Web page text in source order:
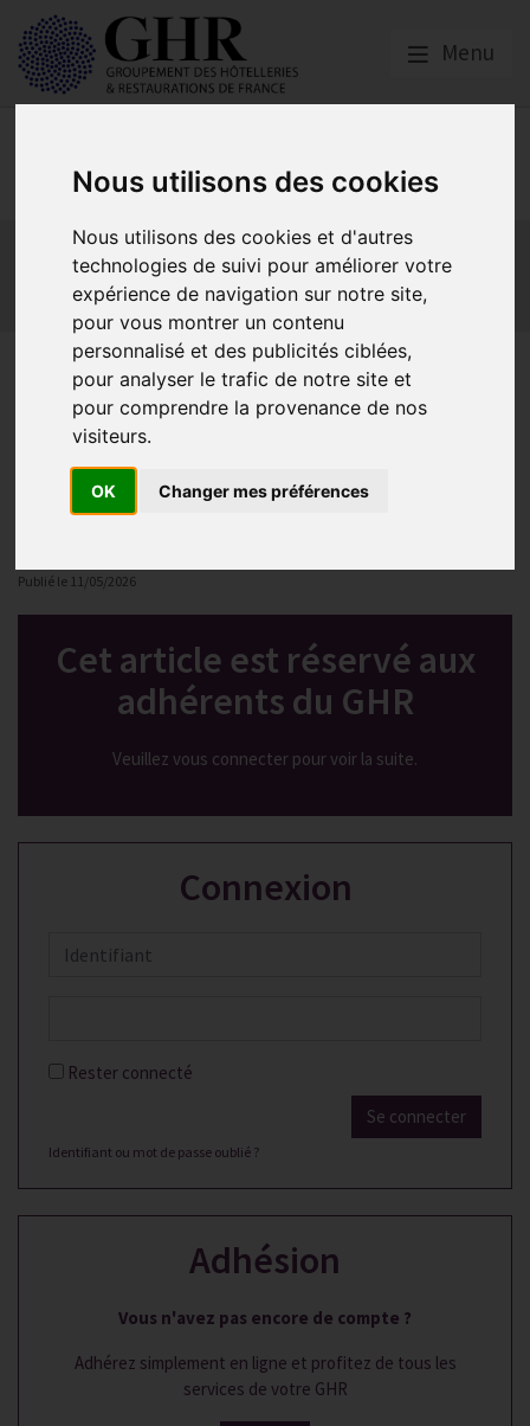
Nous utilisons des cookies
Nous utilisons des cookies et d'autres
technologies de suivi pour améliorer votre
expérience de navigation sur notre site,
pour vous montrer un contenu
personnalisé et des publicités ciblées,
pour analyser le trafic de notre site et
pour comprendre la provenance de nos
visiteurs.
OK Changer mes préférences
Menu
Social
Actualités
Les obligations liées à l’embauche
Les obligations liées à l’exécution du contrat de travail
Les obligations liées à l’extinction du contrat
Mise à jour du guide Élections
du CSE – Entreprises jusqu’à
20 salariés
Publié le 11/05/2026
Cet article est réservé aux
adhérents du GHR
Veuillez vous connecter pour voir la suite.
Connexion
Rester connecté
Se connecter
Identifiant ou mot de passe oublié ?
Adhésion
Vous n'avez pas encore de compte ?
Adhérez simplement en ligne et profitez de tous les
services de votre GHR